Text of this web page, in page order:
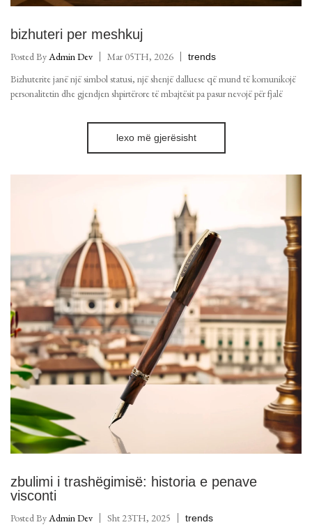
bizhuteri per meshkuj
Posted ByAdmin Dev Mar 05TH, 2026 trends
Bizhuterite janë një simbol statusi, një shenjë dalluese që mund të komunikojë
personalitetin dhe gjendjen shpirtërore të mbajtësit pa pasur nevojë për fjalë
lexo më gjerësisht
zbulimi i trashëgimisë: historia e penave
visconti
Posted ByAdmin Dev Sht 23TH, 2025 trends